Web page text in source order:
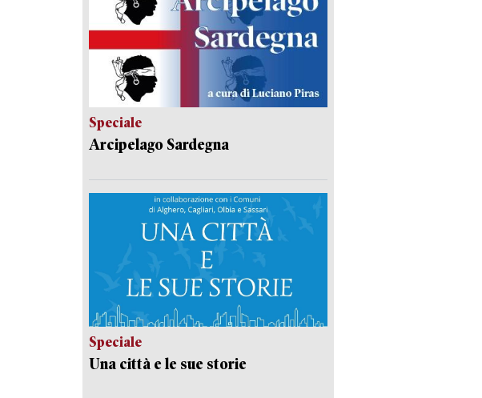
Speciale
Arcipelago Sardegna
Speciale
Una città e le sue storie